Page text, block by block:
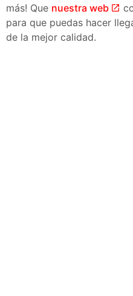
más! Que nuestra web
para que puedas hacer
de la mejor calidad.